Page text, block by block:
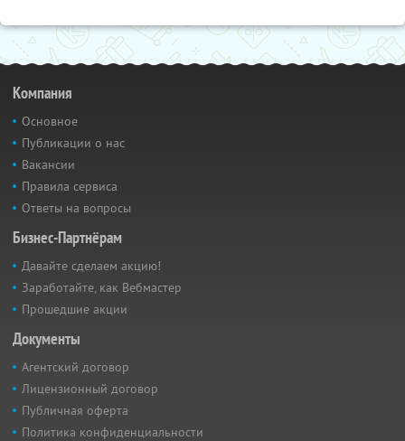
Компания
Основное
Публикации о нас
Вакансии
Правила сервиса
Ответы на вопросы
Бизнес-Партнёрам
Давайте сделаем акцию!
Заработайте, как Вебмастер
Прошедшие акции
Документы
Агентский договор
Лицензионный договор
Публичная оферта
Политика конфиденциальности